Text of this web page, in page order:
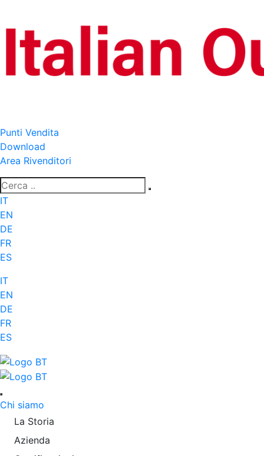
Punti Vendita
Download
Area Rivenditori
IT
EN
DE
FR
ES
IT
EN
DE
FR
ES
Chi siamo
La Storia
Azienda